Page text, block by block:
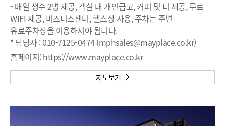
- 매일 생수 2병 제공, 객실 내 개인금고, 커피 및 티 제공, 무료
WIFI 제공, 비즈니스센터, 헬스장 사용, 주차는 주변
유료주차장을 이용하셔야 됩니다.
* 담당자 : 010-7125-0474 (mphsales@mayplace.co.kr)
홈페이지: https://www.mayplace.co.kr
지도보기